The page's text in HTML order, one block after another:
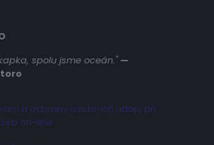
spolu jsme oceán." —
a ochrany osobních údajů při
on-line